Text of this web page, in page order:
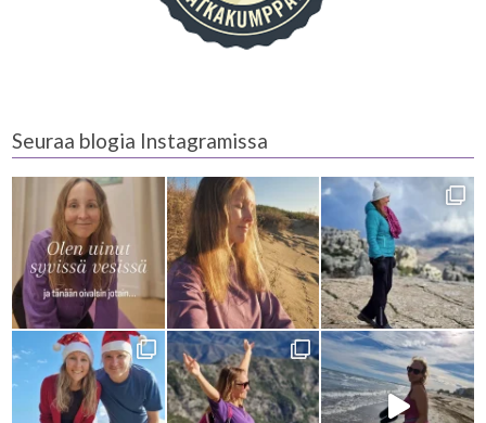
Seuraa blogia Instagramissa